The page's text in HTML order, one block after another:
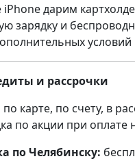
дарим
зарядку и
условий
и рассрочки
карте, по счету, в
по акции при
по Челябинску: